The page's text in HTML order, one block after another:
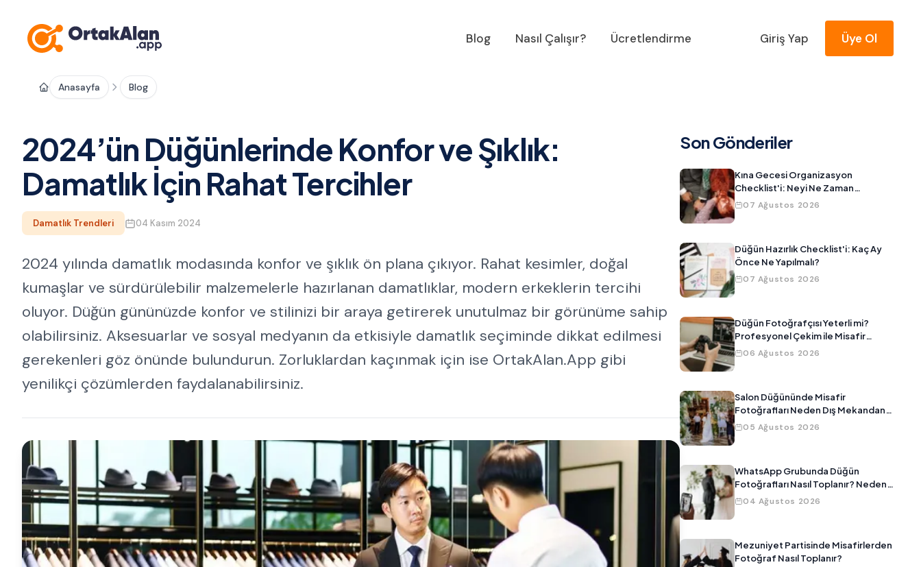
Blog Nasıl Çalışır? Ücretlendirme Giriş Yap Üye Ol
Anasayfa Blog
2024’ün Düğünlerinde Konfor ve Şıklık:
Damatlık İçin Rahat Tercihler
Damatlık Trendleri 04 Kasım 2024
2024 yılında damatlık modasında konfor ve şıklık ön plana çıkıyor. Rahat kesimler, doğal
kumaşlar ve sürdürülebilir malzemelerle hazırlanan damatlıklar, modern erkeklerin tercihi
oluyor. Düğün gününüzde konfor ve stilinizi bir araya getirerek unutulmaz bir görünüme sahip
olabilirsiniz. Aksesuarlar ve sosyal medyanın da etkisiyle damatlık seçiminde dikkat edilmesi
gerekenleri göz önünde bulundurun. Zorluklardan kaçınmak için ise OrtakAlan.App gibi
yenilikçi çözümlerden faydalanabilirsiniz.
Son Gönderiler
Kına Gecesi Organizasyon
Checklist'i: Neyi Ne Zaman
Hazırlamalısınız?
07 Ağustos 2026
Düğün Hazırlık Checklist'i: Kaç Ay
Önce Ne Yapılmalı?
07 Ağustos 2026
Düğün Fotoğrafçısı Yeterli mi?
Profesyonel Çekim ile Misafir
Fotoğraflarını Birleştirmenin Yolu
06 Ağustos 2026
Salon Düğününde Misafir
Fotoğrafları Neden Dış Mekandan
Daha Kötü Çıkar?
05 Ağustos 2026
WhatsApp Grubunda Düğün
Fotoğrafları Nasıl Toplanır? Neden
Çalışmıyor?
04 Ağustos 2026
Mezuniyet Partisinde Misafirlerden
Fotoğraf Nasıl Toplanır?